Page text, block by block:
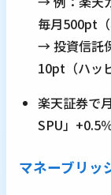
毎月500pt
→ 投資信託
10pt（ハッ
楽天証券で
SPU」+0.5
マネーブリッ